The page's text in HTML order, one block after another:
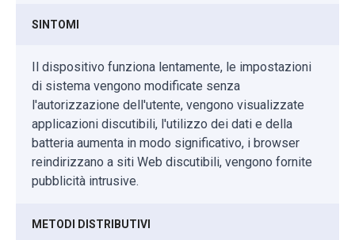
SINTOMI
Il dispositivo funziona lentamente, le impostazioni
di sistema vengono modificate senza
l'autorizzazione dell'utente, vengono visualizzate
applicazioni discutibili, l'utilizzo dei dati e della
batteria aumenta in modo significativo, i browser
reindirizzano a siti Web discutibili, vengono fornite
pubblicità intrusive.
METODI DISTRIBUTIVI